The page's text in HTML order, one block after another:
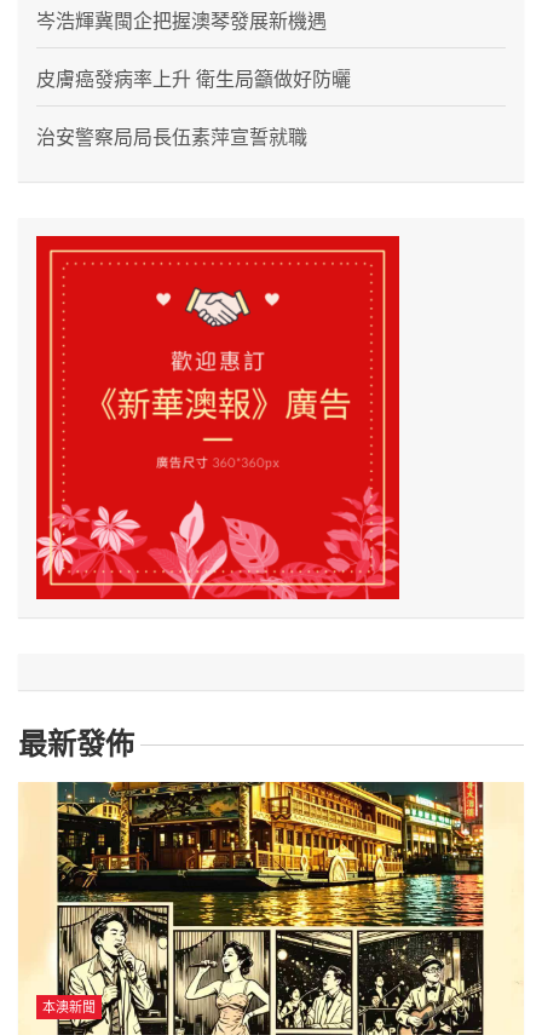
岑浩輝冀閩企把握澳琴發展新機遇
皮膚癌發病率上升 衛生局籲做好防曬
治安警察局局長伍素萍宣誓就職
最新發佈
本澳新聞